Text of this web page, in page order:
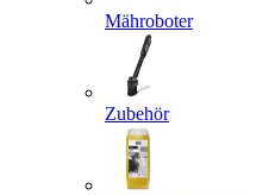
Mähroboter
Zubehör